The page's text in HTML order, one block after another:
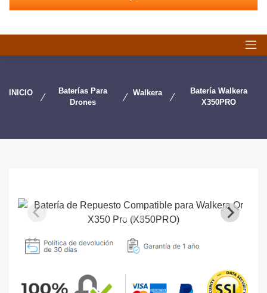
INICIO
Baterías Para
Drones
Walkera
Batería Walkera
X350PRO